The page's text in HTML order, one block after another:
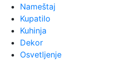
Nameštaj
Kupatilo
Kuhinja
Dekor
Osvetljenje